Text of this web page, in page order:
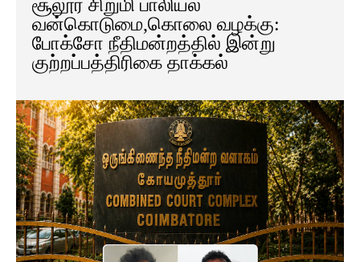
சூலூர் சிறுமி பாலியல்
வன்கொடுமை,கொலை வழக்கு:
போக்சோ நீதிமன்றத்தில் இன்று
குற்றப்பத்திரிகை தாக்கல்